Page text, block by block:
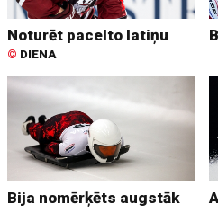
Noturēt pacelto latiņu
© DIENA
Bija nomērķēts augstāk